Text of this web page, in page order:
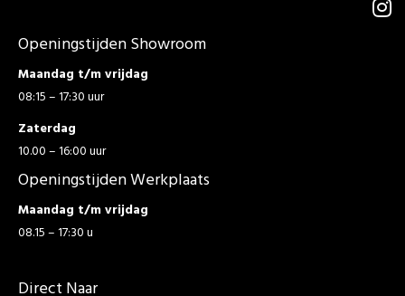
Openingstijden Showroom
Maandag t/m vrijdag
08:15 – 17:30 uur
Zaterdag
10.00 – 16:00 uur
Openingstijden Werkplaats
Maandag t/m vrijdag
08.15 – 17:30 u
Direct Naar